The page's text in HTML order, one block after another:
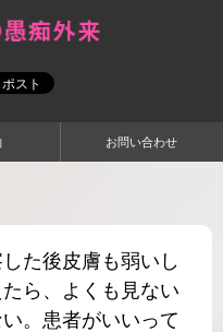
お問い合わせ
た後皮膚も弱いし
ら、よくも見ない
。患者がいいって